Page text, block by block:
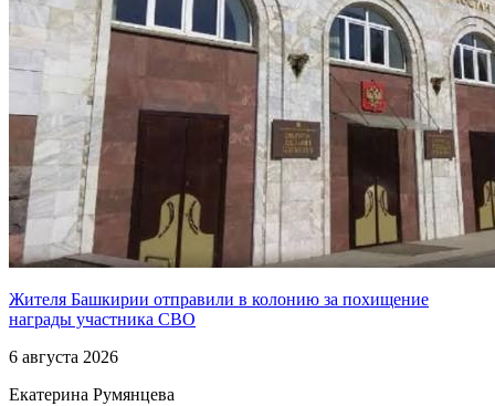
Жителя Башкирии отправили в колонию за похищение
награды участника СВО
6 августа 2026
Екатерина Румянцева